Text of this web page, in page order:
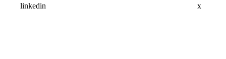
linkedin x